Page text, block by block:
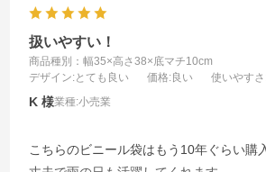
扱いやすい！
商品種別：幅35×高さ38×底マチ10cm
デザイン:とても良い 価格:良い 使いやすさ
K 業種:小売業
こちらのビニール袋はもう10年ぐらい購